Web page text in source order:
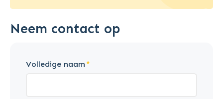
Neem contact op
Volledige naam